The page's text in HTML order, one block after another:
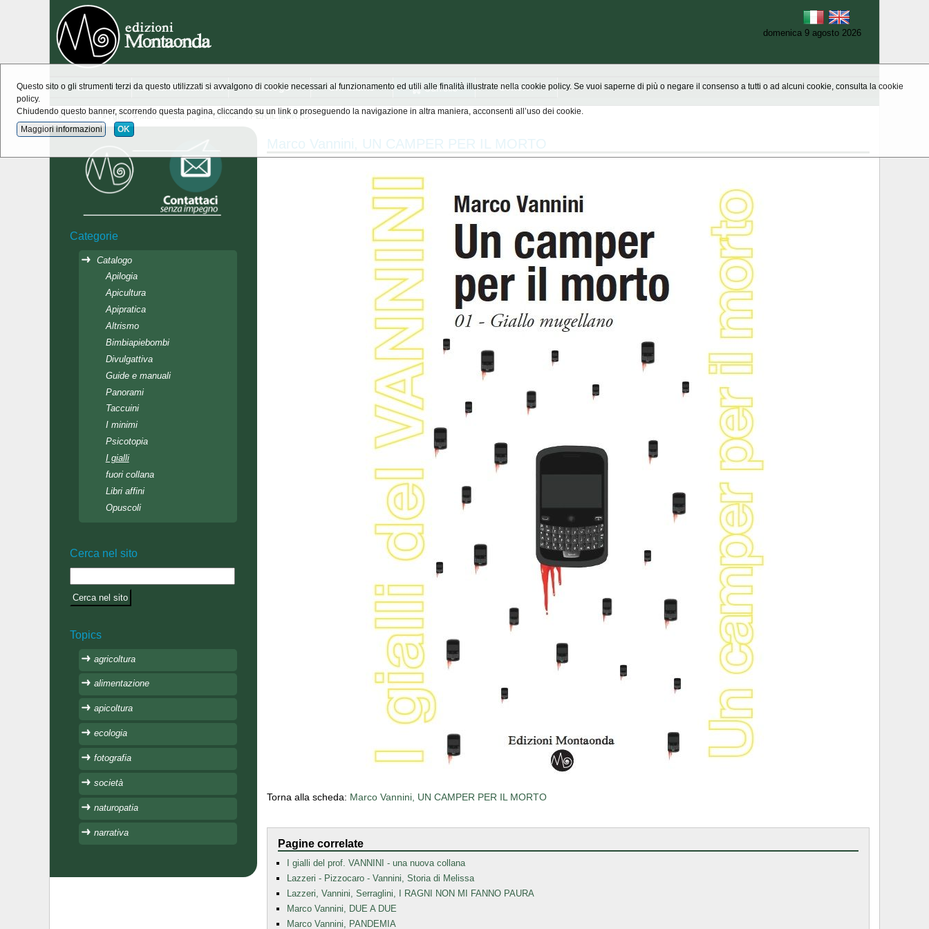
domenica 9 agosto 2026
Home novità Montaonda Catalogo Chi siamo Scrivici
»Catalogo »I gialli »Marco Vannini, UN CAMPER PER IL MORTO
Marco Vannini, UN CAMPER PER IL MORTO
Torna alla scheda: Marco Vannini, UN CAMPER PER IL MORTO
Pagine correlate
I gialli del prof. VANNINI - una nuova collana
Lazzeri - Pizzocaro - Vannini, Storia di Melissa
Lazzeri, Vannini, Serraglini, I RAGNI NON MI FANNO PAURA
Marco Vannini, DUE A DUE
Marco Vannini, PANDEMIA
Categorie
Catalogo
Apilogia
Apicultura
Apipratica
Altrismo
Bimbiapiebombi
Divulgattiva
Guide e manuali
Panorami
Taccuini
I minimi
Psicotopia
I gialli
fuori collana
Libri affini
Opuscoli
Cerca nel sito
Topics
agricoltura
alimentazione
apicoltura
ecologia
fotografia
società
naturopatia
narrativa
Questo sito o gli strumenti terzi da questo utilizzati si avvalgono di cookie necessari al funzionamento ed utili alle finalità illustrate nella cookie policy. Se vuoi saperne di più o negare il consenso a tutti o ad alcuni cookie, consulta la cookie
policy.
Chiudendo questo banner, scorrendo questa pagina, cliccando su un link o proseguendo la navigazione in altra maniera, acconsenti all’uso dei cookie.
Maggiori informazioni OK